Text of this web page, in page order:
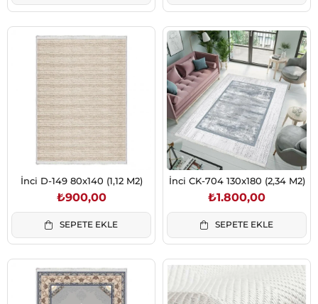
İnci D-149 80x140 (1,12 M2)
₺900,00
SEPETE EKLE
İnci CK-704 130x180 (2,34 M2)
₺1.800,00
SEPETE EKLE